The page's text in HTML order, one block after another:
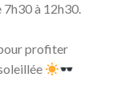
7h30 à 12h30.
profiter